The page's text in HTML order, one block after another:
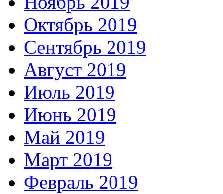
Октябрь 2019
Сентябрь 2019
Август 2019
Июль 2019
Июнь 2019
Май 2019
Март 2019
Февраль 2019